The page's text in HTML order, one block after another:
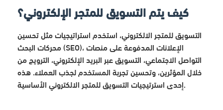
كيف يتم التسويق للمتجر الإلكتروني؟
التسويق للمتجر الالكتروني، استخدم استراتيجيات مثل تحسين
محركات البحث (SEO)، الإعلانات المدفوعة على منصات
التواصل الاجتماعي، التسويق عبر البريد الإلكتروني، الترويج من
خلال المؤثرين، وتحسين تجربة المستخدم لجذب العملاء. هذه
إحدى استرتيجيات التسويق للمتجر الالكتروني الأساسية.